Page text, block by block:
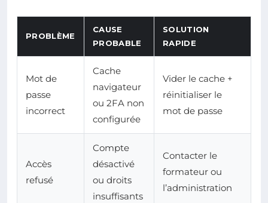
PROBLÈME
CAUSE
PROBABLE
SOLUTION
RAPIDE
Mot de
passe
incorrect
Cache
navigateur
ou 2FA non
configurée
Vider le cache +
réinitialiser le
mot de passe
Accès
refusé
Compte
désactivé
ou droits
insuffisants
Contacter le
formateur ou
l’administration